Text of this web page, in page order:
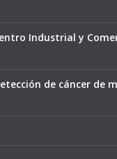
Industrial y
de cáncer de